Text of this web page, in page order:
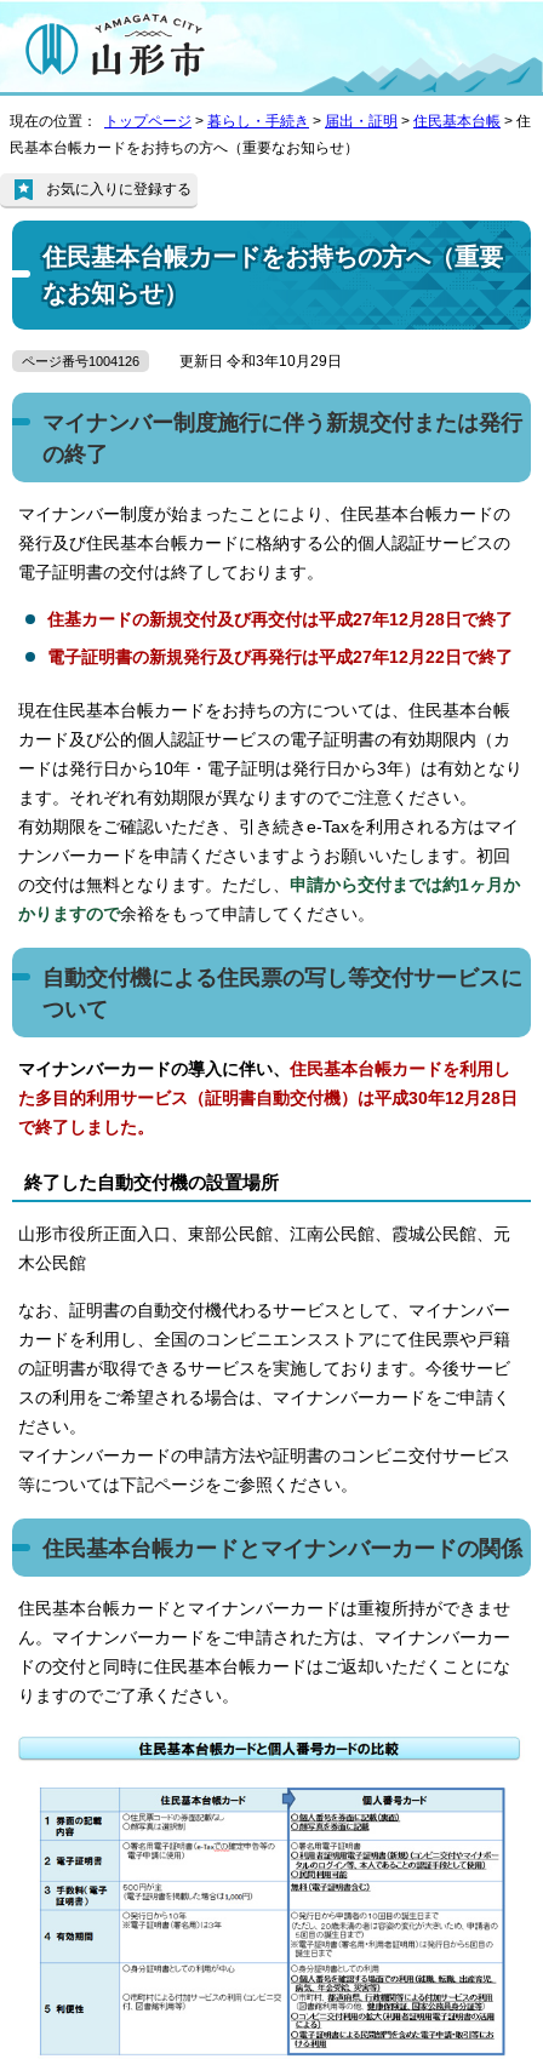
現在の位置： トップページ > 暮らし・手続き > 届出・証明 > 住民基本台帳 > 住
民基本台帳カードをお持ちの方へ（重要なお知らせ）
住民基本台帳カードをお持ちの方へ（重要
なお知らせ）
お気に入りに登録する
ページ番号1004126 更新日 令和3年10月29日
マイナンバー制度施行に伴う新規交付または発行
の終了
マイナンバー制度が始まったことにより、住民基本台帳カードの
発行及び住民基本台帳カードに格納する公的個人認証サービスの
電子証明書の交付は終了しております。
住基カードの新規交付及び再交付は平成27年12月28日で終了
電子証明書の新規発行及び再発行は平成27年12月22日で終了
現在住民基本台帳カードをお持ちの方については、住民基本台帳
カード及び公的個人認証サービスの電子証明書の有効期限内（カ
ードは発行日から10年・電子証明は発行日から3年）は有効となり
ます。それぞれ有効期限が異なりますのでご注意ください。
有効期限をご確認いただき、引き続きe‐Taxを利用される方はマイ
ナンバーカードを申請くださいますようお願いいたします。初回
の交付は無料となります。ただし、 申請から交付までは約1ヶ月か
かりますので余裕をもって申請してください。
自動交付機による住民票の写し等交付サービスに
ついて
マイナンバーカードの導入に伴い、 住民基本台帳カードを利用し
た多目的利用サービス（証明書自動交付機）は平成30年12月28日
で終了しました。
終了した自動交付機の設置場所
山形市役所正面入口、東部公民館、江南公民館、霞城公民館、元
木公民館
なお、証明書の自動交付機代わるサービスとして、マイナンバー
カードを利用し、全国のコンビニエンスストアにて住民票や戸籍
の証明書が取得できるサービスを実施しております。今後サービ
スの利用をご希望される場合は、マイナンバーカードをご申請く
ださい。
マイナンバーカードの申請方法や証明書のコンビニ交付サービス
等については下記ページをご参照ください。
住民基本台帳カードとマイナンバーカードの関係
住民基本台帳カードとマイナンバーカードは重複所持ができませ
ん。マイナンバーカードをご申請された方は、マイナンバーカー
ドの交付と同時に住民基本台帳カードはご返却いただくことにな
りますのでご了承ください。